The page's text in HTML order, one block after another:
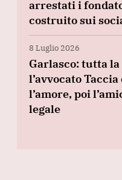
arrestati i
costruito sui
8 Luglio 2026
Garlasco: tutta
l’avvocato
l’amore, poi
legale